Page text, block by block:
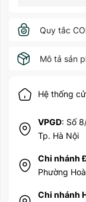
Quy tắc
Mô tả sản
Hệ thống
VPGD: Số
Tp. Hà Nội
Chi nhánh
Phường
Chi nhánh